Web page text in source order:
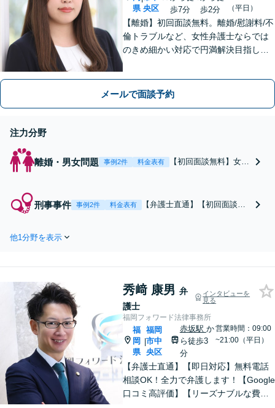
県 央区
歩7分
歩2分
（平日）
【離婚】初回面談無料。離婚/慰謝料/不
倫トラブルなど、女性弁護士ならでは
のきめ細かい対応で円満解決目指しま
務】法人様からの相談実績多数あり！
メールで面談予約
注力分野
離婚・男女問題 事例2件 料金表有
【初回面談無料】女性
や財産分与、親権、面
会交流、DV・モラハ
【完全個室】【お子様
連れでの相談可】
刑事事件 事例2件 料金表有
【弁護士直通】【初回面談無
決もお任せ。逮捕されたら、
最善の解決に向け尽力します
【夜間・休日面談可】【完全
個室】
他1分野を表示
秀﨑 康男 弁
護士
インタビューを
見る
福岡フォワード法律事務所
福
岡
県
|
福岡
市中
央区
赤坂駅 か
ら徒歩3
分
営業時間：09:00
~21:00（平日）
【弁護士直通】【即日対応】無料電話
相談OK！全力で弁護します！【Google
口コミ高評価】【リーズナブルな費